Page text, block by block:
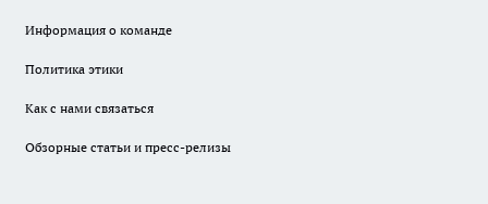
Информация о команде
Политика этики
Как с нами связаться
Обзорные статьи и пресс-релизы